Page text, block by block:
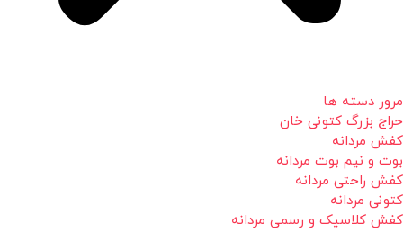
مرور دسته ها
حراج بزرگ کتونی خان
کفش مردانه
بوت و نیم بوت مردانه
کفش راحتی مردانه
کتونی مردانه
کفش کلاسیک و رسمی مردانه